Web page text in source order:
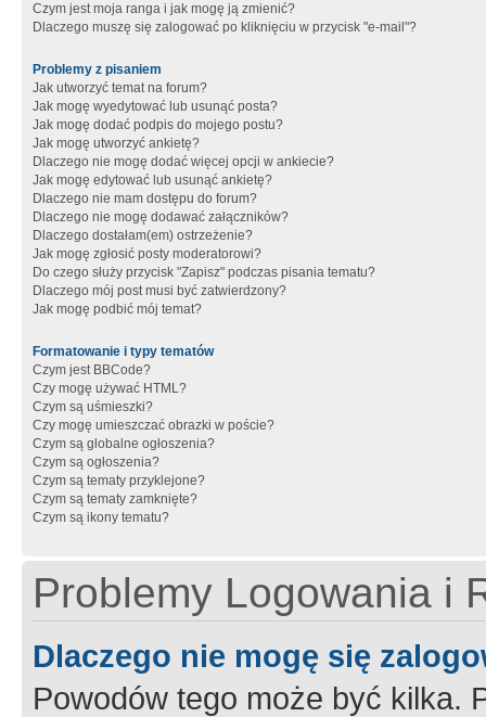
Czym jest moja ranga i jak mogę ją zmienić?
Dlaczego muszę się zalogować po kliknięciu w przycisk "e-mail"?
Problemy z pisaniem
Jak utworzyć temat na forum?
Jak mogę wyedytować lub usunąć posta?
Jak mogę dodać podpis do mojego postu?
Jak mogę utworzyć ankietę?
Dlaczego nie mogę dodać więcej opcji w ankiecie?
Jak mogę edytować lub usunąć ankietę?
Dlaczego nie mam dostępu do forum?
Dlaczego nie mogę dodawać załączników?
Dlaczego dostałam(em) ostrzeżenie?
Jak mogę zgłosić posty moderatorowi?
Do czego służy przycisk "Zapisz" podczas pisania tematu?
Dlaczego mój post musi być zatwierdzony?
Jak mogę podbić mój temat?
Formatowanie i typy tematów
Czym jest BBCode?
Czy mogę używać HTML?
Czym są uśmieszki?
Czy mogę umieszczać obrazki w poście?
Czym są globalne ogłoszenia?
Czym są ogłoszenia?
Czym są tematy przyklejone?
Czym są tematy zamknięte?
Czym są ikony tematu?
Problemy Logowania i
Dlaczego nie mogę się
Powodów tego może być kilka.